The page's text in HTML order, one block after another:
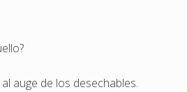
auge de los desechables.